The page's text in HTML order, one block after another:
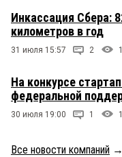
Инкассация Сбера:
километров в год
31 июля 15:57 2
На конкурсе
федеральной
30 июля 19:00 1
Все новости компаний →